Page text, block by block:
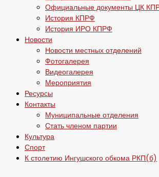
Официальные документы ЦК
История КПРФ
История ИРО КПРФ
Новости
Новости местных отделений
Фотогалерея
Видеогалерея
Мероприятия
Ресурсы
Контакты
Муниципальные отделения
Стать членом партии
Культура
Спорт
К столетию Ингушского обкома РКП(б)